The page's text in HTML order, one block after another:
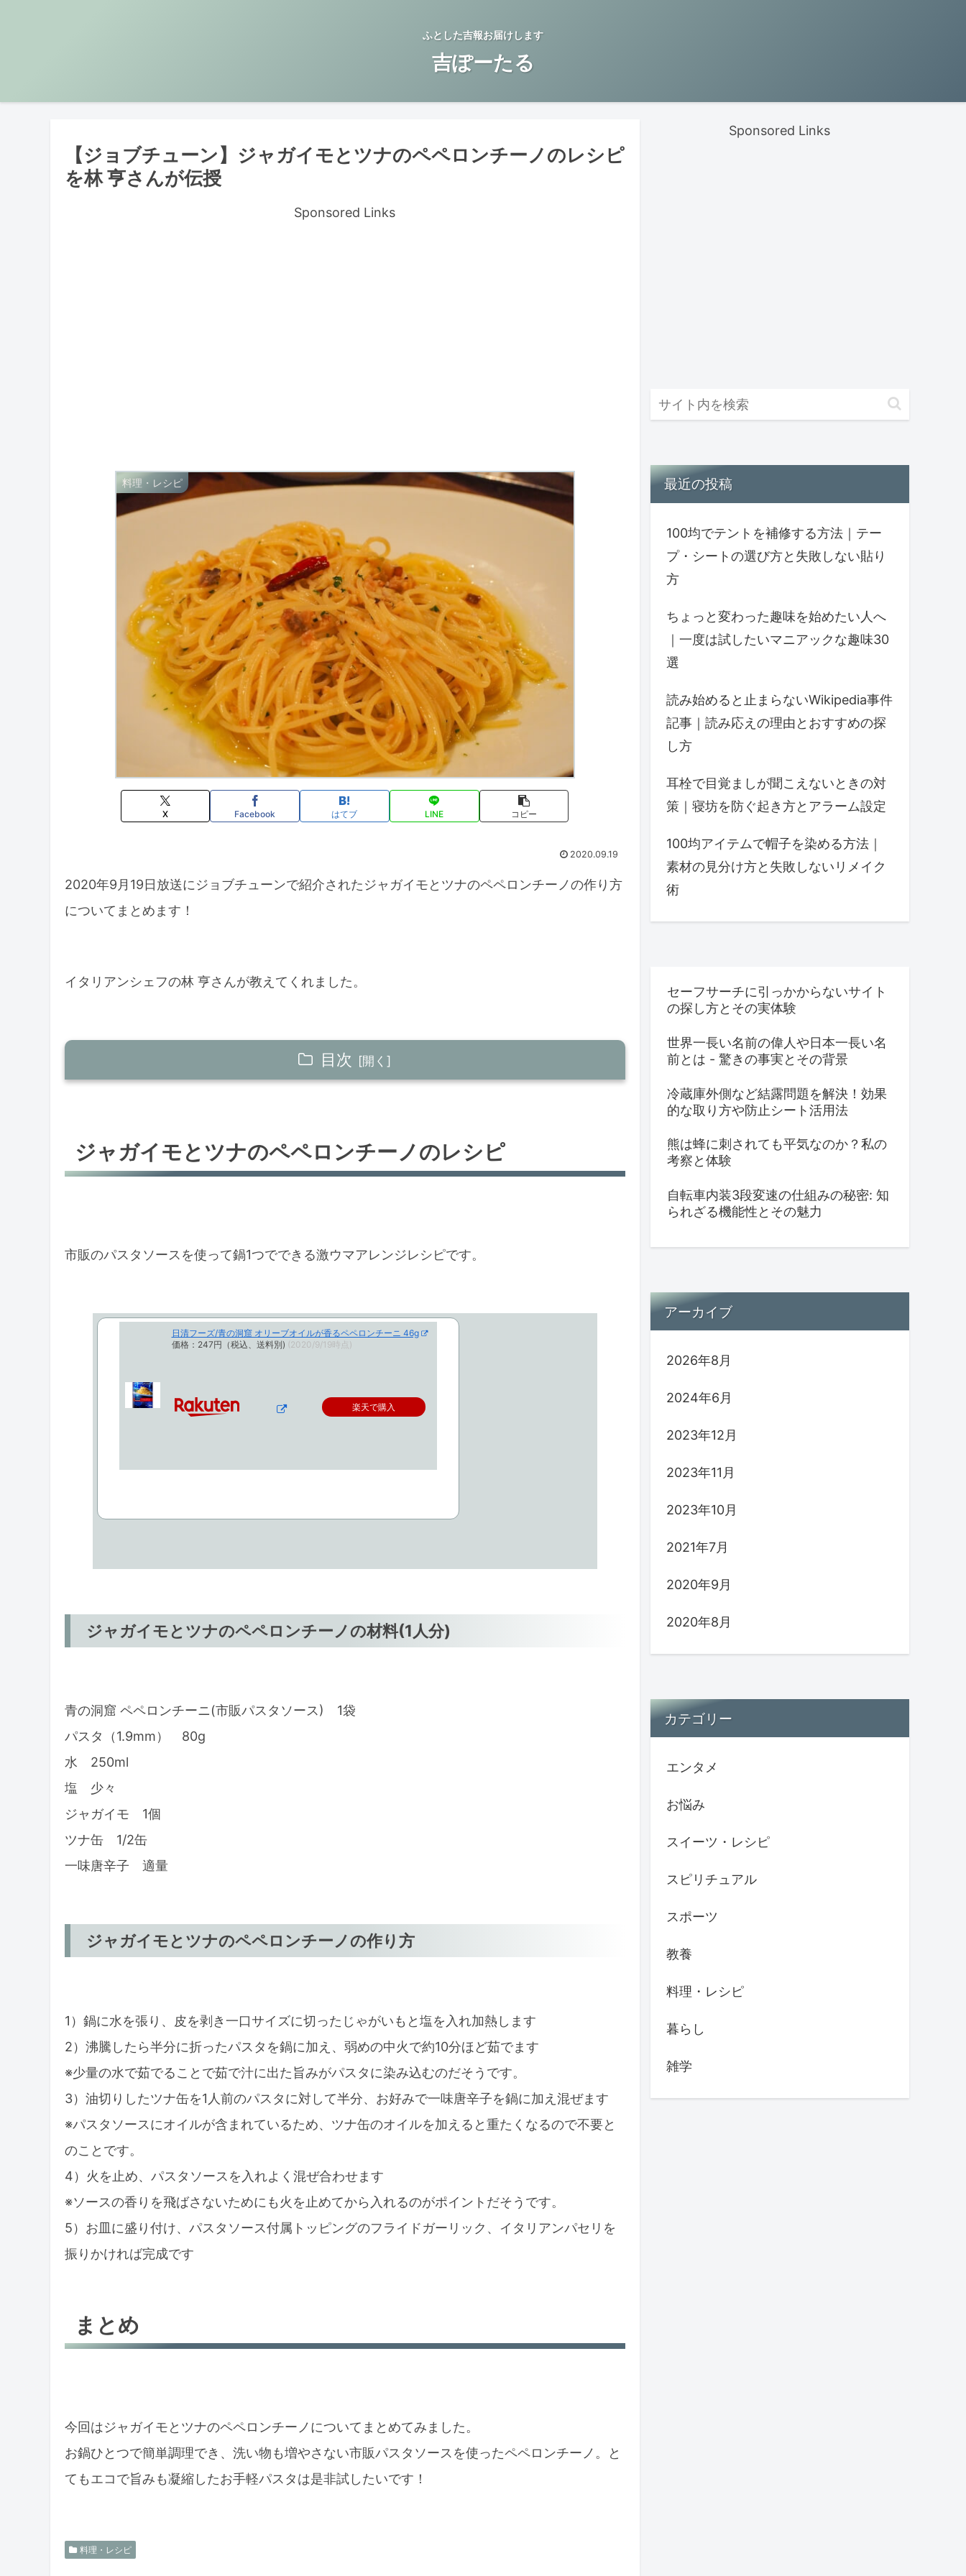
ふとした吉報お届けします
吉ぽーたる
【ジョブチューン】ジャガイモとツナのペペロンチーノのレシピ
を林 亨さんが伝授
Sponsored Links
料理・レシピ
X Facebook はてブ LINE コピー
2020.09.19
2020年9月19日放送にジョブチューンで紹介されたジャガイモとツナのペペロンチーノの作り方
についてまとめます！
イタリアンシェフの林 亨さんが教えてくれました。
目次
ジャガイモとツナのペペロンチーノの作り方
ジャガイモとツナのペペロンチーノのレシピ
市販のパスタソースを使って鍋1つでできる激ウマアレンジレシピです。
日清フーズ/青の洞窟 オリーブオイルが香るペペロンチーニ 46g
価格：247円（税込、送料別) (2020/9/19時点)
楽天で購入
ジャガイモとツナのペペロンチーノの材料(1人分)
青の洞窟 ペペロンチーニ(市販パスタソース) 1袋
パスタ（1.9mm） 80g
水 250ml
塩 少々
ジャガイモ 1個
ツナ缶 1/2缶
一味唐辛子 適量
ジャガイモとツナのペペロンチーノの作り方
1）鍋に水を張り、皮を剥き一口サイズに切ったじゃがいもと塩を入れ加熱します
2）沸騰したら半分に折ったパスタを鍋に加え、弱めの中火で約10分ほど茹でます
※少量の水で茹でることで茹で汁に出た旨みがパスタに染み込むのだそうです。
3）油切りしたツナ缶を1人前のパスタに対して半分、お好みで一味唐辛子を鍋に加え混ぜます
※パスタソースにオイルが含まれているため、ツナ缶のオイルを加えると重たくなるので不要と
のことです。
4）火を止め、パスタソースを入れよく混ぜ合わせます
※ソースの香りを飛ばさないためにも火を止めてから入れるのがポイントだそうです。
5）お皿に盛り付け、パスタソース付属トッピングのフライドガーリック、イタリアンパセリを
振りかければ完成です
まとめ
今回はジャガイモとツナのペペロンチーノについてまとめてみました。
お鍋ひとつで簡単調理でき、洗い物も増やさない市販パスタソースを使ったペペロンチーノ。と
てもエコで旨みも凝縮したお手軽パスタは是非試したいです！
料理・レシピ
Sponsored Links
最近の投稿
100均でテントを補修する方法｜テー
プ・シートの選び方と失敗しない貼り
方
ちょっと変わった趣味を始めたい人へ
｜一度は試したいマニアックな趣味30
選
読み始めると止まらないWikipedia事件
記事｜読み応えの理由とおすすめの探
し方
耳栓で目覚ましが聞こえないときの対
策｜寝坊を防ぐ起き方とアラーム設定
100均アイテムで帽子を染める方法｜
素材の見分け方と失敗しないリメイク
術
セーフサーチに引っかからないサイト
の探し方とその実体験
世界一長い名前の偉人や日本一長い名
前とは - 驚きの事実とその背景
冷蔵庫外側など結露問題を解決！効果
的な取り方や防止シート活用法
熊は蜂に刺されても平気なのか？私の
考察と体験
自転車内装3段変速の仕組みの秘密: 知
られざる機能性とその魅力
アーカイブ
2026年8月
2024年6月
2023年12月
2023年11月
2023年10月
2021年7月
2020年9月
2020年8月
カテゴリー
エンタメ
お悩み
スイーツ・レシピ
スピリチュアル
スポーツ
教養
料理・レシピ
暮らし
雑学